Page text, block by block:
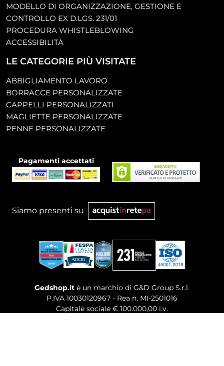
MODELLO DI ORGANIZZAZIONE, GESTIONE E
CONTROLLO EX D.LGS. 231/01
PROCEDURA WHISTLEBLOWING
ACCESSIBILITÀ
LE CATEGORIE PIÙ VISITATE
ABBIGLIAMENTO LAVORO
BORRACCE PERSONALIZZATE
CAPPELLI PERSONALIZZATI
MAGLIETTE PERSONALIZZATE
PENNE PERSONALIZZATE
Pagamenti accettati
Siamo presenti su
Gedshop.it è un marchio di G&D Group S.r.l.
P.IVA 10030120967 - Rea n. MI-2501016
Capitale sociale € 100.000,00 i.v.